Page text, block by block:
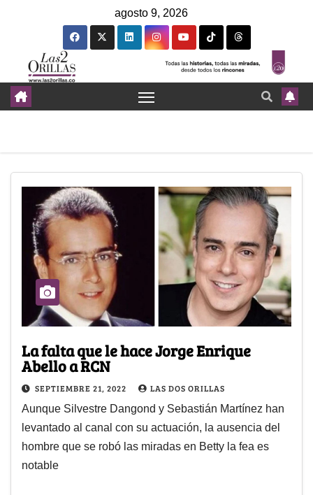
agosto 9, 2026
La falta que le hace Jorge Enrique
Abello a RCN
SEPTIEMBRE 21, 2022 LAS DOS ORILLAS
Aunque Silvestre Dangond y Sebastián Martínez han
levantado al canal con su actuación, la ausencia del
hombre que se robó las miradas en Betty la fea es
notable